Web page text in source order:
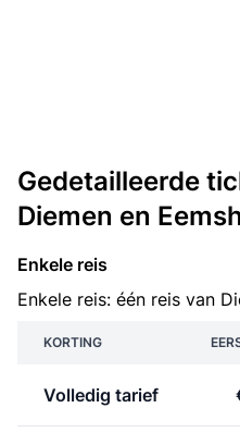
Gedetailleerde
Diemen en
Enkele reis
Enkele reis: één reis van
KORTING
Volledig tarief